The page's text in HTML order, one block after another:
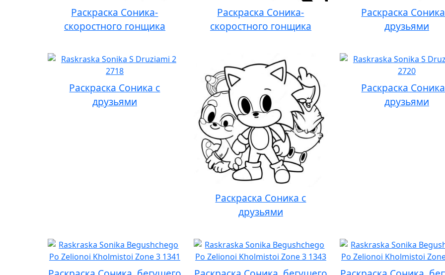
Раскраска Соника-
скоростного гонщика
Раскраска Соника-
скоростного гонщика
Раскраска
друзьями
Раскраска Соника с
друзьями
Раскраска Соника с
друзьями
Раскраска
друзьями